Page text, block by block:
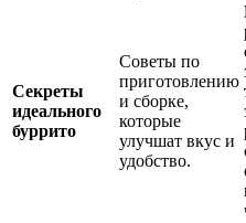
Секреты
идеального
буррито
Советы по
приготовлению
и сборке,
которые
улучшат вкус и
удобство.